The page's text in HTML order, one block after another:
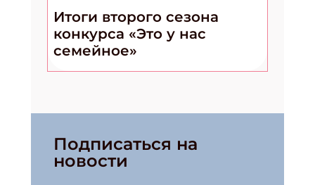
Итоги второго сезона
конкурса «Это у нас
семейное»
Подписаться на
новости